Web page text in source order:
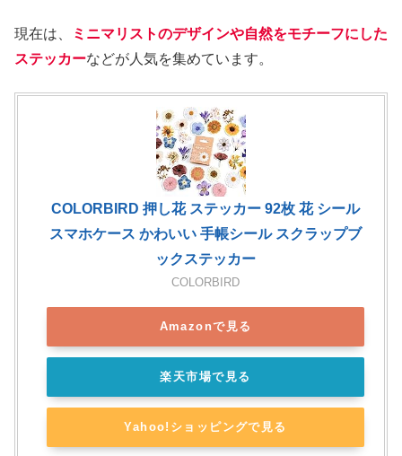
現在は、
ミニマリストのデザインや自然をモチーフにした
ステッカーなどが人気を集めています。
COLORBIRD 押し花 ステッカー 92枚 花 シール
スマホケース かわいい 手帳シール スクラップブ
ックステッカー
COLORBIRD
Amazonで見る
楽天市場で見る
Yahoo!ショッピングで見る